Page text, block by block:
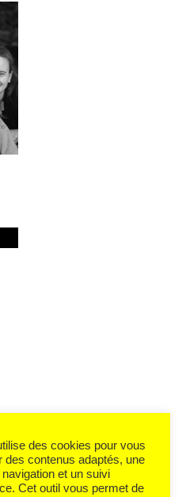
des cookies pour vous
des contenus adaptés, une
navigation et un suivi
Cet outil vous permet de